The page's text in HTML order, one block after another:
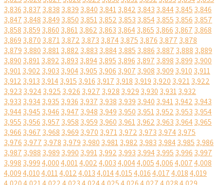
3,836 3,837 3,838 3,839 3,840 3,8413,842 3,843 3,8443,845 3,846
3,847 3,848 3,849 3,850 3,8513,852 3,853 3,8543,855 3,856 3,857
3,858 3,859 3,860 3,8613,862 3,863 3,8643,865 3,866 3,867 3,868
3,869 3,870 3,8713,872 3,873 3,8743,875 3,876 3,877 3,878
3,879 3,880 3,8813,882 3,883 3,8843,885 3,886 3,887 3,888 3,889
3,890 3,8913,892 3,893 3,8943,895 3,896 3,897 3,898 3,899 3,900
3,9013,902 3,903 3,9043,905 3,906 3,907 3,908 3,909 3,910 3,911
3,912 3,913 3,9143,915 3,916 3,917 3,918 3,919 3,920 3,9213,922
3,923 3,9243,925 3,926 3,927 3,928 3,929 3,930 3,9313,932
3,933 3,9343,935 3,936 3,937 3,938 3,939 3,940 3,9413,942 3,943
3,9443,945 3,946 3,947 3,948 3,949 3,950 3,9513,952 3,953 3,954
3,955 3,956 3,957 3,958 3,959 3,960 3,9613,962 3,963 3,9643,965
3,966 3,967 3,968 3,969 3,970 3,9713,972 3,973 3,9743,975
3,976 3,977 3,978 3,979 3,980 3,9813,982 3,983 3,9843,985 3,986
3,987 3,988 3,989 3,990 3,9913,992 3,993 3,9943,995 3,996 3,997
3,998 3,9994,0004,0014,0024,0034,0044,0054,0064,0074,008
4,0094,0104,0114,0124,0134,0144,0154,0164,0174,0184,019